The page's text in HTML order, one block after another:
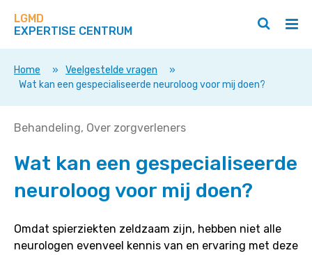
direct
op
deze
LGMD
EXPERTISE CENTRUM
/
Zoeken
/
Home » Veelgestelde vragen
»
Wat kan een gespecialiseerde neuroloog voor mij doen?
Wat
een
neuroloog
mij
doen?
Behandeling Over zorgverleners
Wat kan een gespecialiseerde
neuroloog voor mij doen?
Omdat spierziekten zeldzaam zijn, hebben niet alle
neurologen evenveel kennis van en ervaring met deze